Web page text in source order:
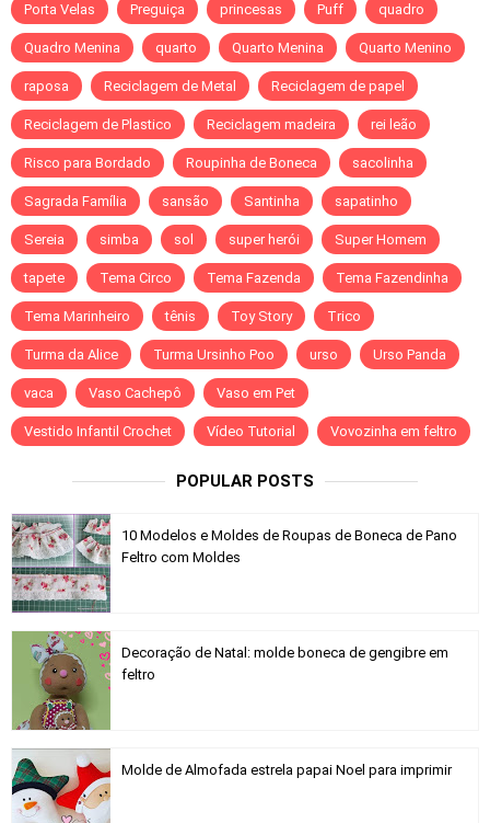
Porta Velas Preguiça princesas Puff quadro
Quadro Menina quarto Quarto Menina Quarto Menino
raposa Reciclagem de Metal Reciclagem de papel
Reciclagem de Plastico Reciclagem madeira rei leão
Risco para Bordado Roupinha de Boneca sacolinha
Sagrada Família sansão Santinha sapatinho
Sereia simba sol super herói Super Homem
tapete Tema Circo Tema Fazenda Tema Fazendinha
Tema Marinheiro tênis Toy Story Trico
Turma da Alice Turma Ursinho Poo urso Urso Panda
vaca Vaso Cachepô Vaso em Pet
Vestido Infantil Crochet Vídeo Tutorial Vovozinha em feltro
POPULAR POSTS
10 Modelos e Moldes de Roupas de Boneca de Pano
Feltro com Moldes
Decoração de Natal: molde boneca de gengibre em
feltro
Molde de Almofada estrela papai Noel para imprimir